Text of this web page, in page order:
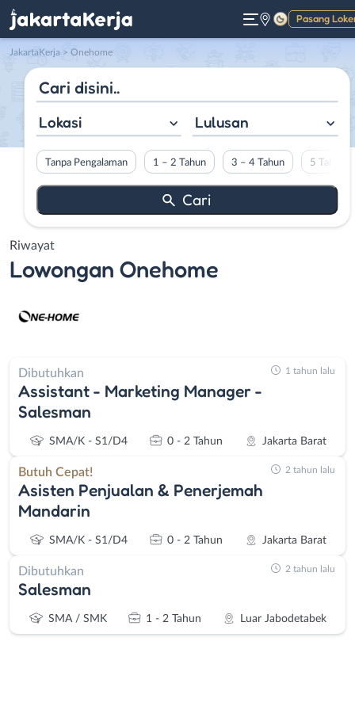
Pasang
Gelap
JakartaKerja > Onehome
Lokasi Lulusan
Tanpa Pengalaman 1 – 2 Tahun 3 – 4 Tahun 5 Tahun
Riwayat
Lowongan Onehome
Dibutuhkan
Assistant - Marketing Manager -
Salesman
SMA/K - S1/D4 0 - 2 Tahun Jakarta Barat
1 tahun lalu
Butuh Cepat!
Asisten Penjualan & Penerjemah
Mandarin
SMA/K - S1/D4 0 - 2 Tahun Jakarta Barat
2 tahun lalu
Dibutuhkan
Salesman
SMA / SMK 1 - 2 Tahun Luar Jabodetabek
2 tahun lalu